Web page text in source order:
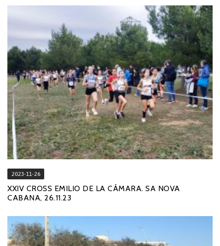
2023-11-26
XXIV CROSS EMILIO DE LA CÁMARA. SA NOVA
CABANA, 26.11.23